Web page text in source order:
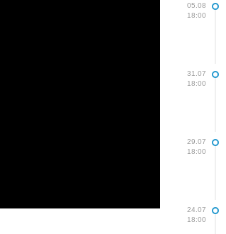
05.08
18:00
31.07
18:00
29.07
18:00
24.07
18:00